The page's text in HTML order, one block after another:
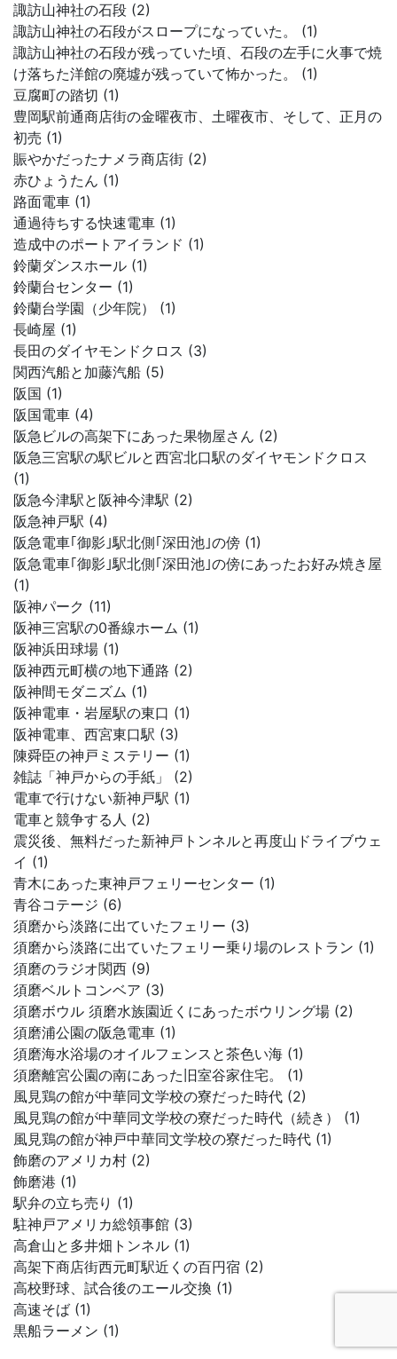
諏訪山神社の石段 (2)
諏訪山神社の石段がスロープになっていた。 (1)
諏訪山神社の石段が残っていた頃、石段の左手に火事で焼
け落ちた洋館の廃墟が残っていて怖かった。 (1)
豆腐町の踏切 (1)
豊岡駅前通商店街の金曜夜市、土曜夜市、そして、正月の
初売 (1)
賑やかだったナメラ商店街 (2)
赤ひょうたん (1)
路面電車 (1)
通過待ちする快速電車 (1)
造成中のポートアイランド (1)
鈴蘭ダンスホール (1)
鈴蘭台センター (1)
鈴蘭台学園（少年院） (1)
長崎屋 (1)
長田のダイヤモンドクロス (3)
関西汽船と加藤汽船 (5)
阪国 (1)
阪国電車 (4)
阪急ビルの高架下にあった果物屋さん (2)
阪急三宮駅の駅ビルと西宮北口駅のダイヤモンドクロス
(1)
阪急今津駅と阪神今津駅 (2)
阪急神戸駅 (4)
阪急電車｢御影｣駅北側｢深田池｣の傍 (1)
阪急電車｢御影｣駅北側｢深田池｣の傍にあったお好み焼き屋
(1)
阪神パーク (11)
阪神三宮駅の0番線ホーム (1)
阪神浜田球場 (1)
阪神西元町横の地下通路 (2)
阪神間モダニズム (1)
阪神電車・岩屋駅の東口 (1)
阪神電車、西宮東口駅 (3)
陳舜臣の神戸ミステリー (1)
雑誌「神戸からの手紙」 (2)
電車で行けない新神戸駅 (1)
電車と競争する人 (2)
震災後、無料だった新神戸トンネルと再度山ドライブウェ
イ (1)
青木にあった東神戸フェリーセンター (1)
青谷コテージ (6)
須磨から淡路に出ていたフェリー (3)
須磨から淡路に出ていたフェリー乗り場のレストラン (1)
須磨のラジオ関西 (9)
須磨ベルトコンベア (3)
須磨ボウル 須磨水族園近くにあったボウリング場 (2)
須磨浦公園の阪急電車 (1)
須磨海水浴場のオイルフェンスと茶色い海 (1)
須磨離宮公園の南にあった旧室谷家住宅。 (1)
風見鶏の館が中華同文学校の寮だった時代 (2)
風見鶏の館が中華同文学校の寮だった時代（続き） (1)
風見鶏の館が神戸中華同文学校の寮だった時代 (1)
飾磨のアメリカ村 (2)
飾磨港 (1)
駅弁の立ち売り (1)
駐神戸アメリカ総領事館 (3)
高倉山と多井畑トンネル (1)
高架下商店街西元町駅近くの百円宿 (2)
高校野球、試合後のエール交換 (1)
高速そば (1)
黒船ラーメン (1)